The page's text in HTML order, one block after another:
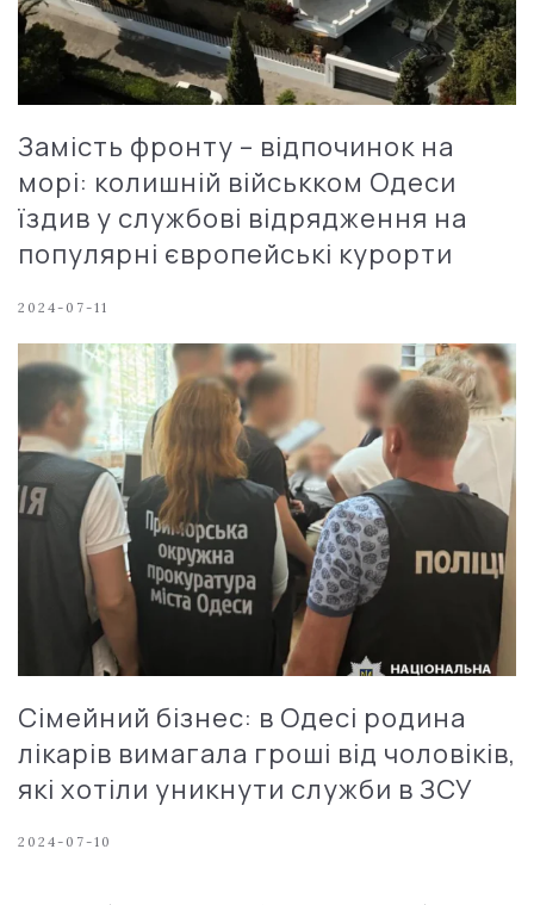
Замість фронту – відпочинок на
морі: колишній військком Одеси
їздив у службові відрядження на
популярні європейські курорти
2024-07-11
Сімейний бізнес: в Одесі родина
лікарів вимагала гроші від чоловіків,
які хотіли уникнути служби в ЗСУ
2024-07-10